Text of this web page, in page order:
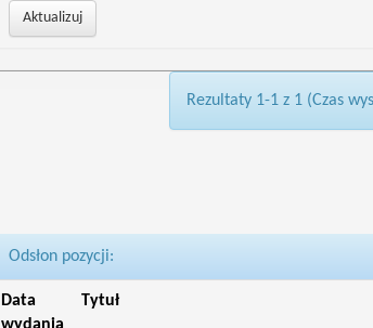
Rezultaty 1-1 z 1 (Czas
Odsłon pozycji:
Data
Tytuł